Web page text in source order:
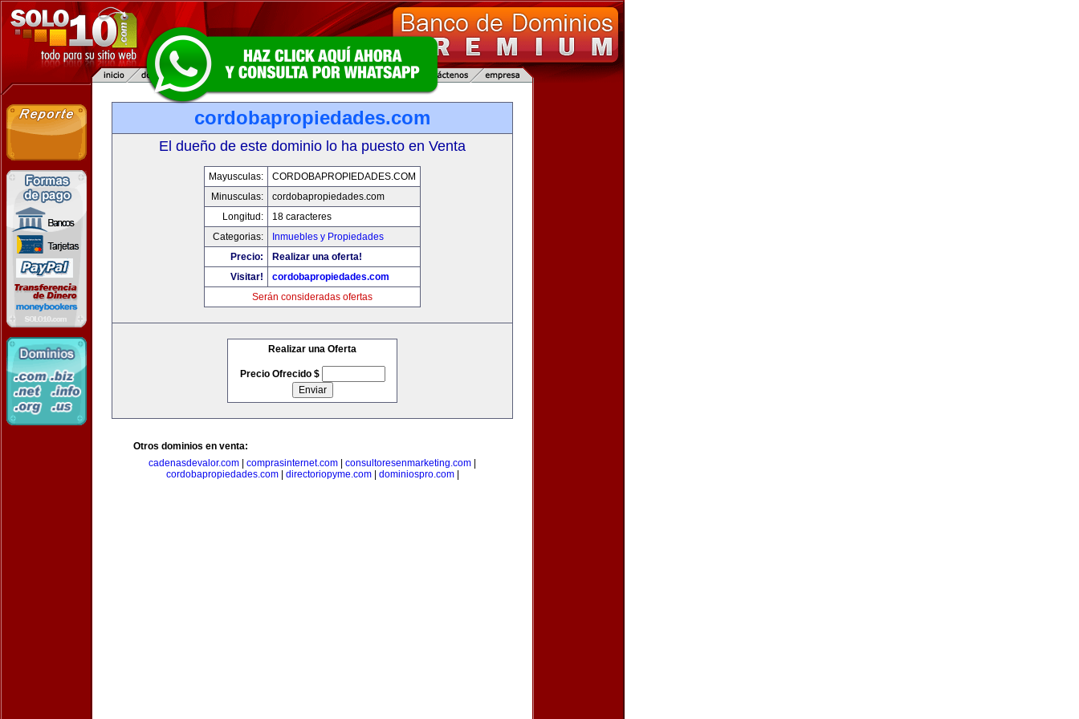
cordobapropiedades.com
El dueño de este dominio lo ha puesto en Venta
Mayusculas:
CORDOBAPROPIEDADES.COM
Minusculas:
cordobapropiedades.com
Longitud:
18 caracteres
Categorias:
Inmuebles y Propiedades
Precio:
Realizar una oferta!
Visitar!
cordobapropiedades.com
Serán consideradas ofertas
Realizar una Oferta
Precio Ofrecido $
Otros dominios en venta:
cadenasdevalor.com
comprasinternet.com consultoresenmarketing.com
cordobapropiedades.com| directoriopyme.com| dominiospro.com|